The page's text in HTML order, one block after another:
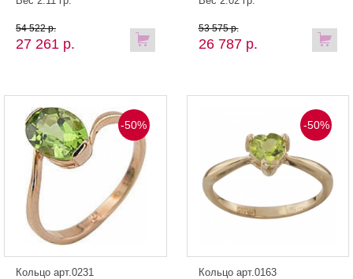
27 261 р.
54 522 р.
26 787 р.
53 575 р.
-50%
Кольцо арт.0231
-50%
Кольцо арт.0163